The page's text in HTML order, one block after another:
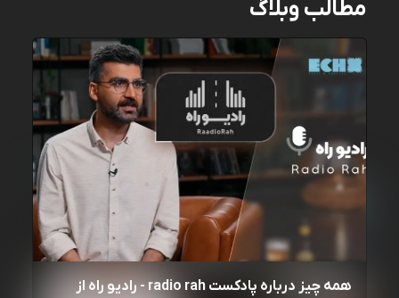
مطالب وبلاگ
همه چیز درباره پادکست radio rah - رادیو راه از